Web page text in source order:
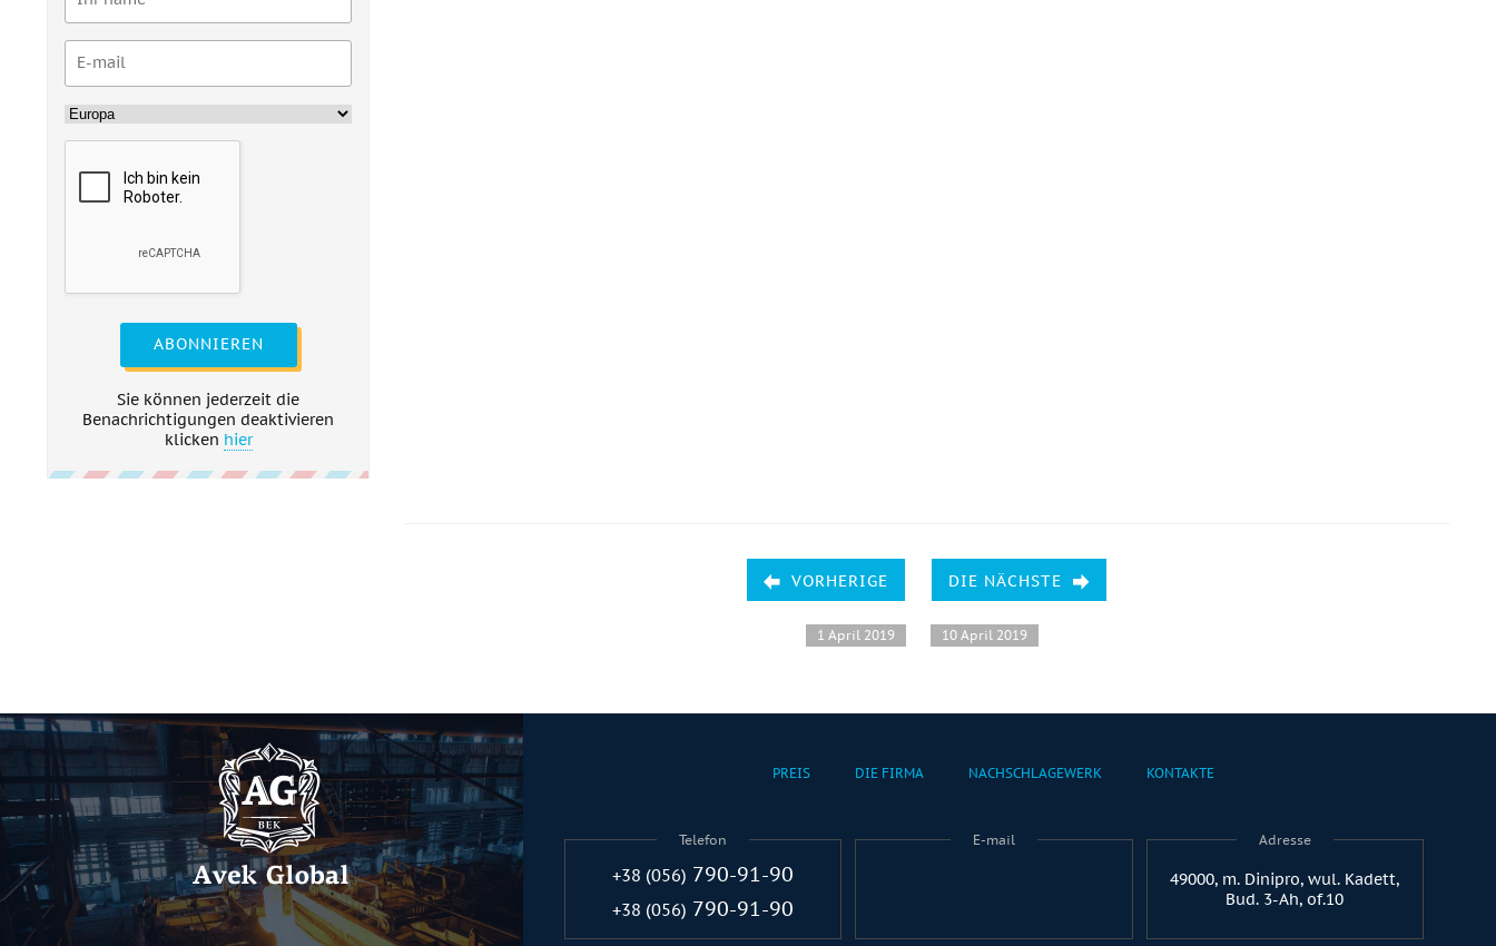
ABONNIEREN
Sie können jederzeit die
Benachrichtigungen deaktivieren
klicken hier
VORHERIGE
1 April 2019
DIE NÄCHSTE
10 April 2019
PREIS DIE FIRMA NACHSCHLAGEWERK KONTAKTE
Telefon
+38 (056) 790-91-90
+38 (056) 790-91-90
E-mail Adresse
49000, m. Dinipro, wul. Kadett,
Bud. 3-Ah, of.10